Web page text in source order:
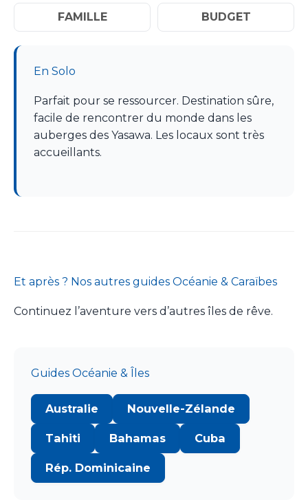
FAMILLE BUDGET
En Solo
Parfait pour se ressourcer. Destination sûre,
facile de rencontrer du monde dans les
auberges des Yasawa. Les locaux sont très
accueillants.
Et après ? Nos autres guides Océanie & Caraïbes
Continuez l’aventure vers d’autres îles de rêve.
Guides Océanie & Îles
Australie Nouvelle-Zélande
Tahiti Bahamas Cuba
Rép. Dominicaine